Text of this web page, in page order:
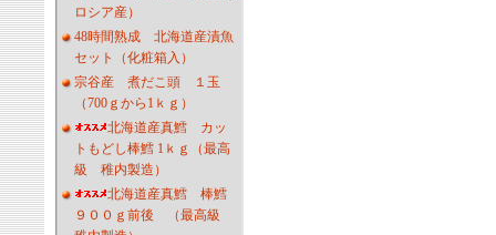
ロシア産）
48時間熟成 北海道産漬魚
セット（化粧箱入）
宗谷産 煮だこ頭 １玉
（700ｇから1ｋｇ）
北海道産真鱈 カッ
トもどし棒鱈 1ｋｇ（最高
級 稚内製造）
北海道産真鱈 棒鱈
９００ｇ前後 （最高級